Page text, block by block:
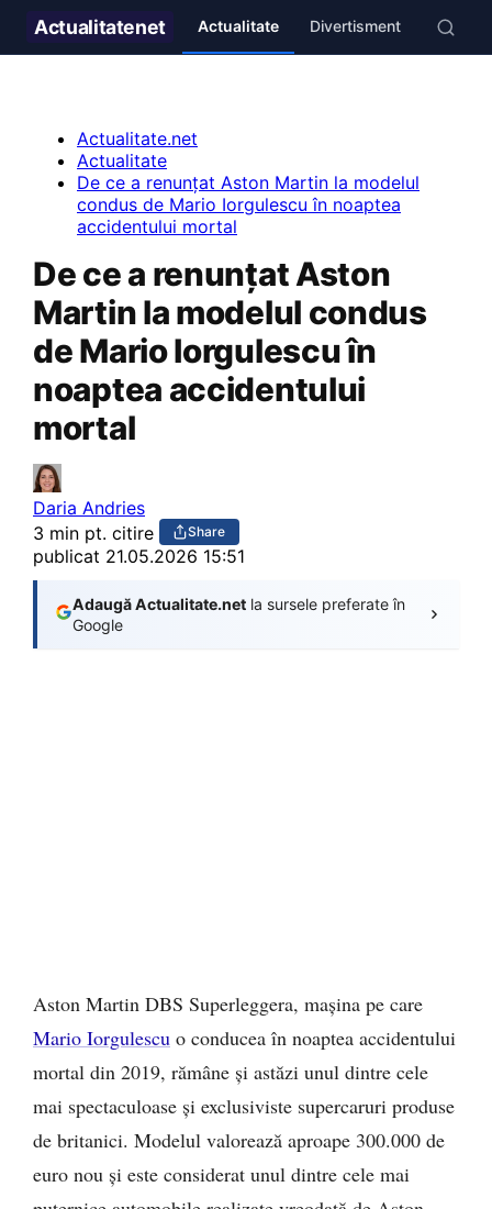
Actualitatenet Actualitate Divertisment Stil de
Actualitate.net
Actualitate
De ce a renunțat Aston Martin la modelul
condus de Mario Iorgulescu în noaptea
accidentului mortal
De ce a renunțat Aston
Martin la modelul condus
de Mario Iorgulescu în
noaptea accidentului
mortal
Daria Andries
3 min pt. citire
Share
publicat 21.05.2026 15:51
Adaugă Actualitate.net la sursele preferate în
Google
Aston Martin DBS Superleggera, mașina pe care
Mario Iorgulescu o conducea în noaptea accidentului
mortal din 2019, rămâne și astăzi unul dintre cele
mai spectaculoase și exclusiviste supercaruri produse
de britanici. Modelul valorează aproape 300.000 de
euro nou și este considerat unul dintre cele mai